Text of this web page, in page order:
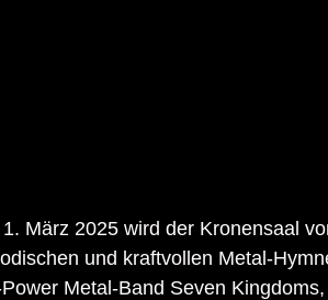
März 2025 wird der Kronensaal
und kraftvollen Metal-
Metal-Band Seven